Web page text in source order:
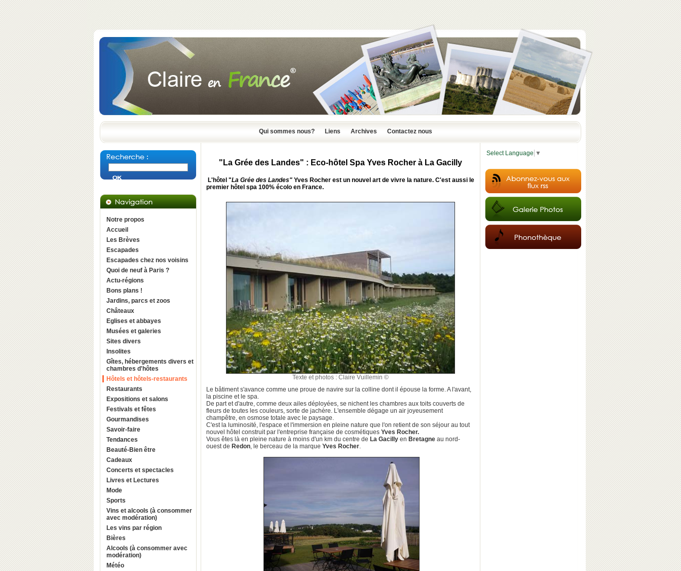
Qui sommes nous? Liens Archives Contactez nous
Notre propos
Accueil
Les Brèves
Escapades
Escapades chez nos voisins
Quoi de neuf à Paris ?
Actu-régions
Bons plans !
Jardins, parcs et zoos
Châteaux
Eglises et abbayes
Musées et galeries
Sites divers
Insolites
Gîtes, hébergements divers et
chambres d'hôtes
Hôtels et hôtels-restaurants
Restaurants
Expositions et salons
Festivals et fêtes
Gourmandises
Savoir-faire
Tendances
Beauté-Bien être
Cadeaux
Concerts et spectacles
Livres et Lectures
Mode
Sports
Vins et alcools (à consommer
avec modération)
Les vins par région
Bières
Alcools (à consommer avec
modération)
Météo
"La Grée des Landes" : Eco-hôtel Spa Yves Rocher à La Gacilly
L'hôtel "La Grée des Landes" Yves Rocher est un nouvel art de vivre la nature. C'est aussi le
premier hôtel spa 100% écolo en France.
Texte et photos : Claire Vuillemin ©
Le bâtiment s'avance comme une proue de navire sur la colline dont il épouse la forme. A l'avant,
la piscine et le spa.
De part et d'autre, comme deux ailes déployées, se nichent les chambres aux toits couverts de
fleurs de toutes les couleurs, sorte de jachère. L'ensemble dégage un air joyeusement
champêtre, en osmose totale avec le paysage.
C'est la luminosité, l'espace et l'immersion en pleine nature que l'on retient de son séjour au tout
nouvel hôtel construit par l'entreprise française de cosmétiques Yves Rocher.
Vous êtes là en pleine nature à moins d'un km du centre de La Gacilly en Bretagne au nord-
ouest de Redon, le berceau de la marque Yves Rocher.
Select Language ▼